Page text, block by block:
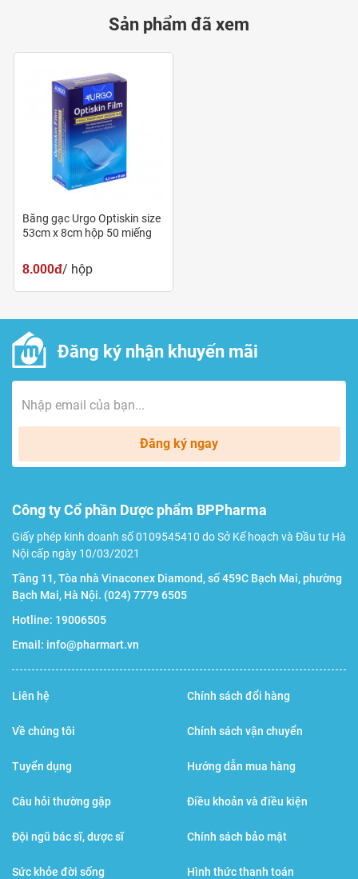
Sản phẩm đã xem
Băng gạc Urgo Optiskin size
53cm x 8cm hộp 50 miếng
8.000đ/ hộp
Đăng ký nhận khuyến mãi
Đăng ký ngay
Công ty Cổ phần Dược phẩm BPPharma
Giấy phép kinh doanh số 0109545410 do Sở Kế hoạch và Đầu tư Hà
Nội cấp ngày 10/03/2021
Tầng 11, Tòa nhà Vinaconex Diamond, số 459C Bạch Mai, phường
Bạch Mai, Hà Nội. (024) 7779 6505
Hotline: 19006505
Email: info@pharmart.vn
Liên hệ
Về chúng tôi
Tuyển dụng
Câu hỏi thường gặp
Đội ngũ bác sĩ, dược sĩ
Sức khỏe đời sống
Chính sách đổi hàng
Chính sách vận chuyển
Hướng dẫn mua hàng
Điều khoản và điều kiện
Chính sách bảo mật
Hình thức thanh toán